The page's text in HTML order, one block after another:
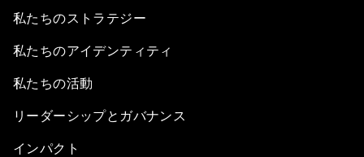
私たちのストラテジー
私たちのアイデンティティ
私たちの活動
リーダーシップとガバナンス
インパクト